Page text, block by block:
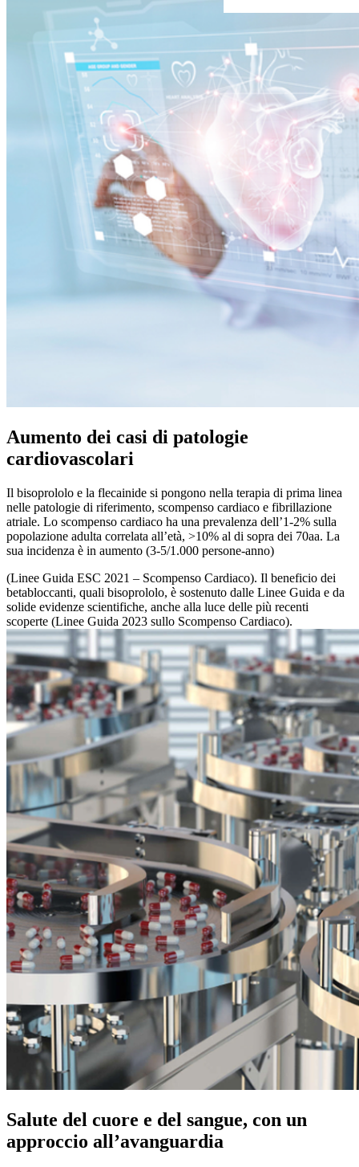
Aumento dei casi di patologie
cardiovascolari
Il bisoprololo e la flecainide si pongono nella terapia di prima linea
nelle patologie di riferimento, scompenso cardiaco e fibrillazione
atriale. Lo scompenso cardiaco ha una prevalenza dell’1-2% sulla
popolazione adulta correlata all’età, >10% al di sopra dei 70aa. La
sua incidenza è in aumento (3-5/1.000 persone-anno)
(Linee Guida ESC 2021 – Scompenso Cardiaco). Il beneficio dei
betabloccanti, quali bisoprololo, è sostenuto dalle Linee Guida e da
solide evidenze scientifiche, anche alla luce delle più recenti
scoperte (Linee Guida 2023 sullo Scompenso Cardiaco).
Salute del cuore e del sangue, con un
approccio all’avanguardia